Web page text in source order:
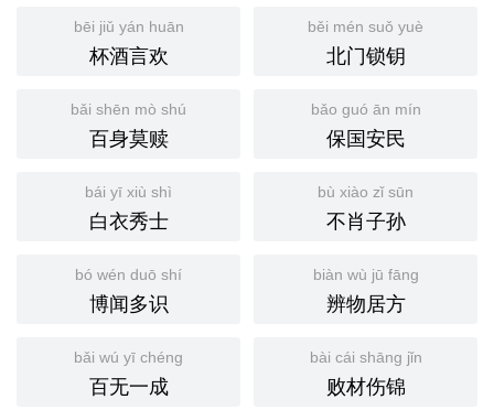
bēi jiǔ yán huān
杯酒言欢
běi mén suǒ yuè
北门锁钥
bǎi shēn mò shú
百身莫赎
bǎo guó ān mín
保国安民
bái yī xiù shì
白衣秀士
bù xiào zǐ sūn
不肖子孙
bó wén duō shí
博闻多识
biàn wù jū fāng
辨物居方
bǎi wú yī chéng
百无一成
bài cái shāng jǐn
败材伤锦